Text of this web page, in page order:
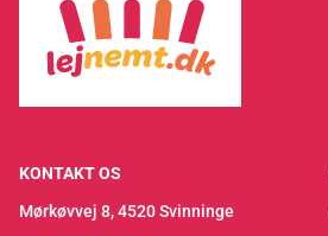
KONTAKT OS
Mørkøvvej 8, 4520 Svinninge